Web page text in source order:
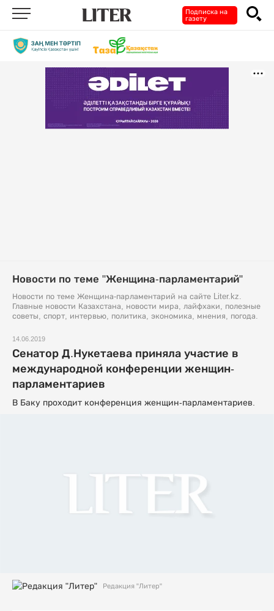
Подписка на
газету
Новости по теме "Женщина-парламентарий"
Новости по теме Женщина-парламентарий на сайте Liter.kz.
Главные новости Казахстана, новости мира, лайфхаки, полезные
советы, спорт, интервью, политика, экономика, мнения, погода.
14.06.2019
Сенатор Д.Нукетаева приняла участие в
международной конференции женщин-
парламентариев
В Баку проходит конференция женщин-парламентариев.
Редакция "Литер"